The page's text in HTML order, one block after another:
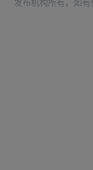
发布机构所有，如有